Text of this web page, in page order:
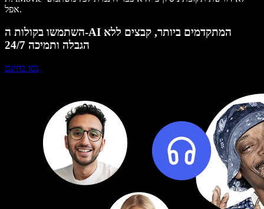
אפל.
השתמשו בקולות ה-AI המתקדמים ביותר, קבצים ללא
הגבלה ותמיכה 24/7
נסו בחינם